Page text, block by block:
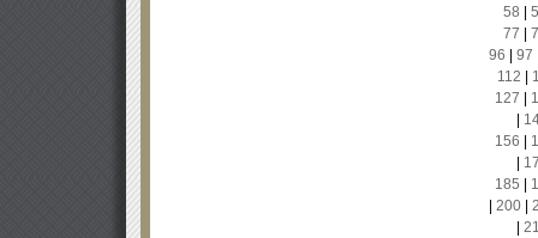
58
77
96
97
112
127
156
185
200|